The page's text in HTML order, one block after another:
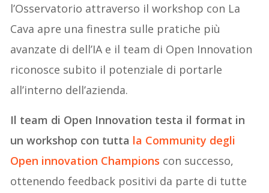
l’Osservatorio attraverso il workshop con La
Cava apre una finestra sulle pratiche più
avanzate di dell’IA e il team di Open Innovation
riconosce subito il potenziale di portarle
all’interno dell’azienda.
Il team di Open Innovation testa il format in
un workshop con tutta la Community degli
Open innovation Champions con successo,
ottenendo feedback positivi da parte di tutte